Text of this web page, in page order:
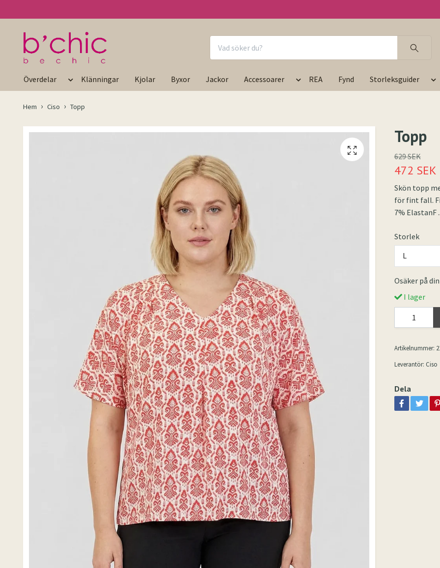
Överdelar Klänningar Kjolar Byxor Jackor Accessoarer REA Fynd Storleksguider
Hem Ciso Topp
Topp
629 SEK
472 SEK
Skön topp
för fint fall.
7% ElastanF
Storlek
L
Osäker på
I lager
Artikelnummer:
Leverantör: Ciso
Dela